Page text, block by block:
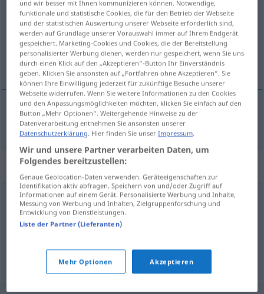
Übersicht aller Übersetzungen
(Für mehr Details die Übersetzung anklicken/antippen)
incitme, kırma
incitme,kırma Kränkung
Synonyme für "Kränkung"
Beleidigung,Verletzung,Erniedrigung
© OpenThesaurus.de
und wir besser mit Ihnen kommunizieren können. Notwendige,
funktionale und statistische Cookies, die für den Betrieb der Webseite
und der statistischen Auswertung unserer Webseite erforderlich sind,
werden auf Grundlage unserer Vorauswahl immer auf Ihrem Endgerät
gespeichert. Marketing-Cookies und Cookies, die der Bereitstellung
personalisierter Werbung dienen, werden nur gespeichert, wenn Sie uns
durch einen Klick auf den „Akzeptieren“-Button Ihr Einverständnis
geben. Klicken Sie ansonsten auf „Fortfahren ohne Akzeptieren“. Sie
können Ihre Einwilligung jederzeit für zukünftige Besuche unserer
Webseite widerrufen. Wenn Sie weitere Informationen zu den Cookies
und den Anpassungsmöglichkeiten möchten, klicken Sie einfach auf den
Button „Mehr Optionen“. Weitergehende Hinweise zu der
Datenverarbeitung entnehmen Sie ansonsten unserer
Datenschutzerklärung. Hier finden Sie unserImpressum.
Wir und unsere Partner verarbeiten Daten, um
Folgendes bereitzustellen:
Genaue Geolocation-Daten verwenden. Geräteeigenschaften zur
Identifikation aktiv abfragen. Speichern von und/oder Zugriff auf
Informationen auf einem Gerät. Personalisierte Werbung und Inhalte,
Messung von Werbung und Inhalten, Zielgruppenforschung und
Entwicklung von Dienstleistungen.
Liste der Partner (Lieferanten)
Mehr Optionen Akzeptieren